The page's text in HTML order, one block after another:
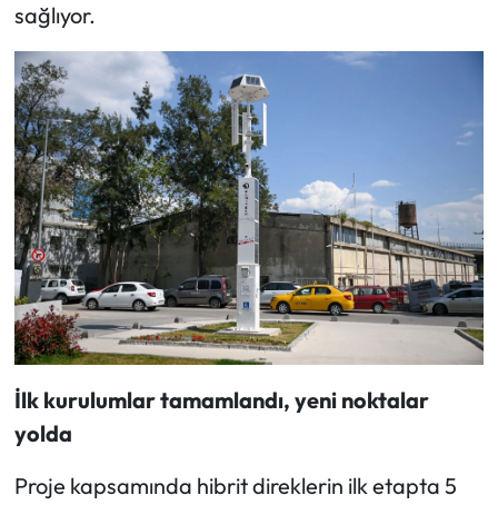
sağlıyor.
İlk kurulumlar tamamlandı, yeni noktalar
yolda
Proje kapsamında hibrit direklerin ilk etapta 5